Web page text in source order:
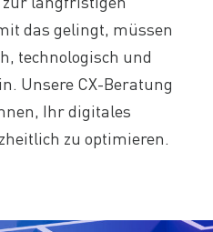
das gelingt, müssen
technologisch und
Unsere CX-Beratung
Ihr digitales
zu optimieren.